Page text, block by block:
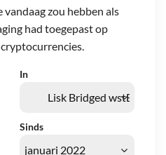
vandaag zou hebben als
had toegepast op
In
Sinds